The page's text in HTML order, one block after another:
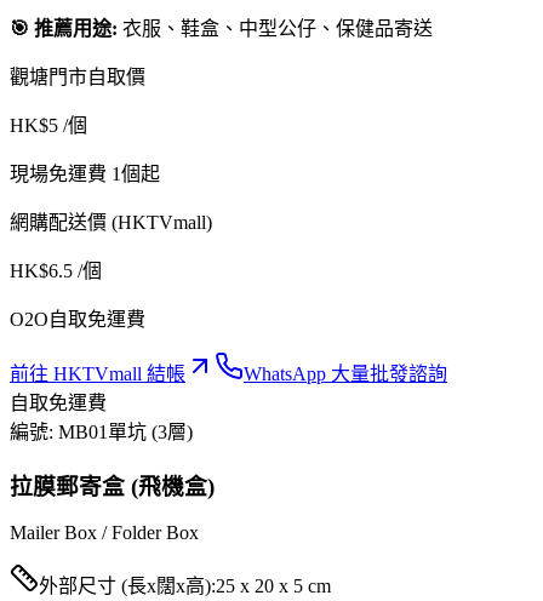
🎯 推薦用途: 衣服、鞋盒、中型公仔、保健品寄送
觀塘門市自取價
HK$5 /個
現場免運費 1個起
網購配送價 (HKTVmall)
HK$6.5 /個
O2O自取免運費
前往 HKTVmall 結帳
WhatsApp 大量批發諮詢
自取免運費
編號: MB01 單坑 (3層)
拉膜郵寄盒 (飛機盒)
Mailer Box / Folder Box
外部尺寸 (長x闊x高):25 x 20 x 5 cm